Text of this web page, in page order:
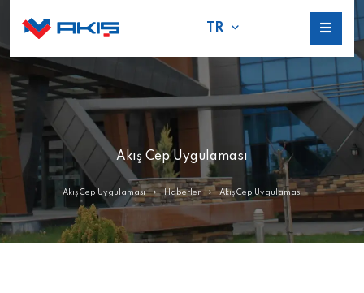
TR
Akış Cep Uygulaması
Akış Cep Uygulaması Haberler Akış Cep Uygulaması